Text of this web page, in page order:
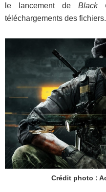
le lancement de Black
téléchargements des fichiers.
Crédit photo :